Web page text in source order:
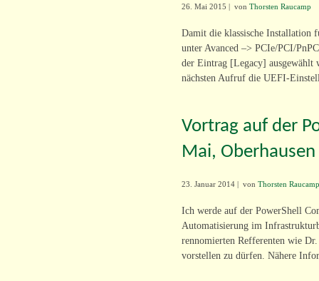
26. Mai 2015 | von Thorsten Raucamp
Damit die klassische Installation
unter Avanced –> PCIe/PCI/
der Eintrag [Legacy] ausgewählt
nächsten Aufruf die UEFI-
Vortrag auf der
Mai, Oberhausen
23. Januar 2014 von Thorsten Raucamp
Ich werde auf der PowerShell
Automatisierung im
rennomierten Refferenten wie
vorstellen zu dürfen. Nähere